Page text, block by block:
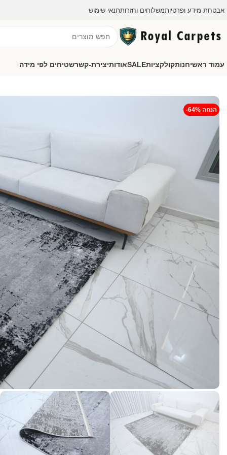
אבטחת מידע ופרטיותמשלוחים וחזרותתנאי שימוש
עמוד ראשיחנותקולקציותSALEאודותיצירת-קשרשטיחים לפי מידה
-64% הנחה